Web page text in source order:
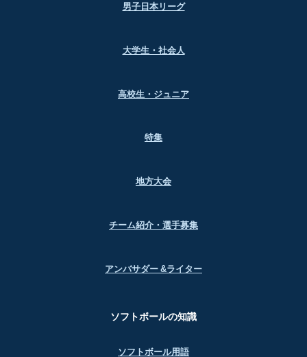
男子日本リーグ
大学生・社会人
高校生・ジュニア
特集
地方大会
チーム紹介・選手募集
アンバサダー &ライター
ソフトボールの知識
ソフトボール用語